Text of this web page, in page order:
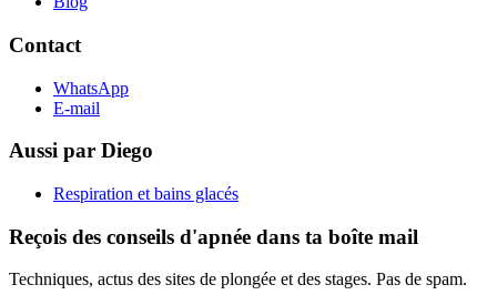
Contact
WhatsApp
E-mail
Aussi par Diego
Respiration et bains glacés
Reçois des conseils d'apnée dans ta boîte mail
Techniques, actus des sites de plongée et des stages. Pas de spam.